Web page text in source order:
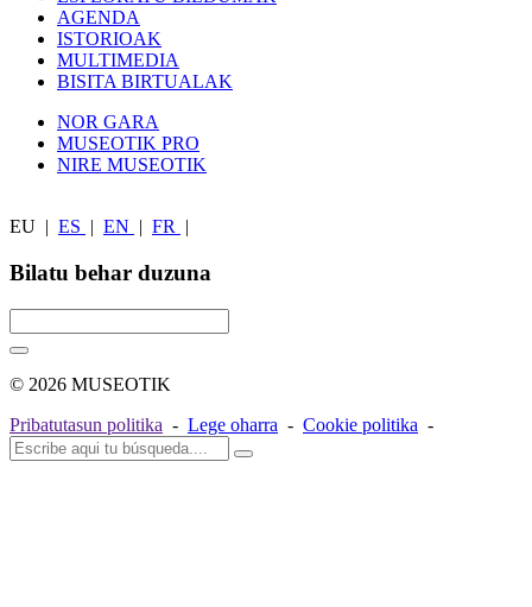
AGENDA
ISTORIOAK
MULTIMEDIA
BISITA BIRTUALAK
NOR GARA
MUSEOTIK PRO
NIRE MUSEOTIK
EU | ES | EN | FR |
Bilatu behar duzuna
© 2026 MUSEOTIK
Pribatutasun politika - Lege oharra - Cookie politika -